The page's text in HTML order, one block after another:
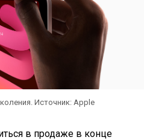
Источник: Apple
в продаже в конце